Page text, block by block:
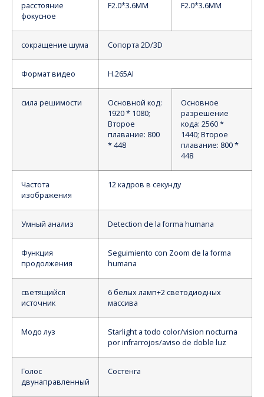
расстояние
фокусное
F2.0*3.6MM F2.0*3.6MM
сокращение шума Сопорта 2D/3D
Формат видео H.265AI
сила решимости
Основной код:
1920 * 1080;
Второе
плавание: 800
* 448
Основное
разрешение
кода: 2560 *
1440; Второе
плавание: 800 *
448
Частота
изображения
12 кадров в секунду
Умный анализ Detection de la forma humana
Функция
продолжения
Seguimiento con Zoom de la forma
humana
светящийся
источник
6 белых ламп+2 светодиодных
массива
Модо луз
Starlight a todo color/vision nocturna
por infrarrojos/aviso de doble luz
Голос
двунаправленный
Состенга